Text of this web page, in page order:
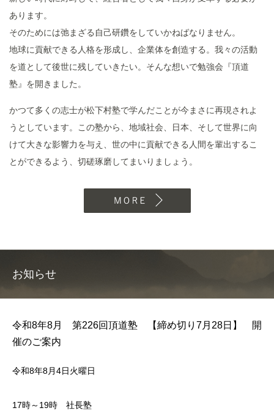
あります。
そのためには弛まざる自己研鑽をしていかねばなりません。
地球に貢献できる人格を形成し、企業体を創造する。我々の活動
を道として後世に残していきたい。そんな想いで勉強会『頂道
塾』を開きました。
かつて多くの志士が松下村塾で学んだことが今まさに再現されよ
うとしています。この塾から、地域社会、日本、そして世界に向
けて大きな影響力を与え、世の中に貢献できる人間を輩出するこ
とができるよう、切磋琢磨してまいりましょう。
お知らせ
令和8年8月 第226回頂道塾 【締め切り7月28日】 開
催のご案内
令和8年8月4日火曜日
17時～19時 社長塾